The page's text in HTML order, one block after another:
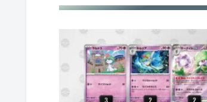
コガイユウヤ
スズキハヤト
ヤマグチヨシユキ